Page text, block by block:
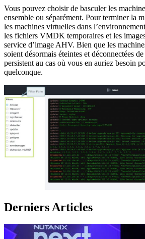
Vous pouvez choisir de basculer les
ensemble ou séparément. Pour terminer la
les machines virtuelles dans
les fichiers VMDK temporaires et les
service d’image AHV. Bien que les
soient désormais éteintes et déconnectées
persistent au cas où vous en auriez besoin
quelconque.
Derniers Articles